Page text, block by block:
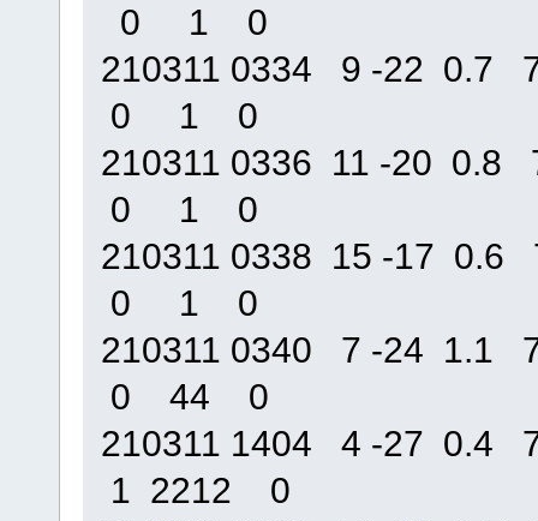
0 1 0
210311 0334 9 -22
0 1 0
210311 0336 11 -20
0 1 0
210311 0338 15 -17
0 1 0
210311 0340 7 -24
0 44 0
210311 1404 4 -27
1 2212 0